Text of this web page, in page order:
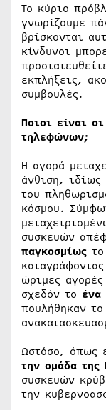
Το κύριο
γνωρίζουμε
βρίσκονται
κίνδυνοι
εκπλήξεις,
συμβουλές.
Ποιοι είναι
τηλεφώνων;
Η αγορά
άνθιση, ιδίως
του
κόσμου.
συσκευών
παγκοσμίως
καταγράφοντας
ώριμες
σχεδόν το ένα
πουλήθηκαν
Ωστόσο, όπως
την ομάδα της
συσκευών
την